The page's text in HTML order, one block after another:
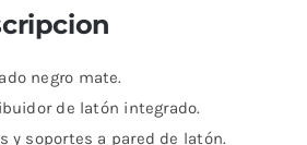
negro mate.
de latón integrado.
y soportes a pared de latón.